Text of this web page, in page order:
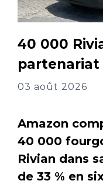
40 000
partenariat
03 août 2026
Amazon
40 000
Rivian dans
de 33 % en